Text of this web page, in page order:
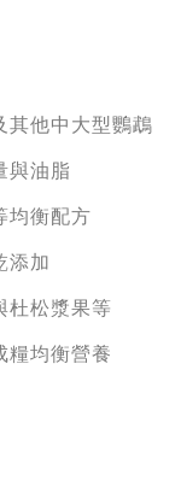
他中大型鸚鵡
與油脂
均衡配方
添加
杜松漿果等
糧均衡營養